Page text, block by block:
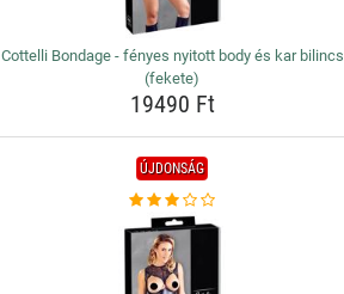
Cottelli Bondage - fényes nyitott body és kar bilincs
(fekete)
19490 Ft
ÚJDONSÁG